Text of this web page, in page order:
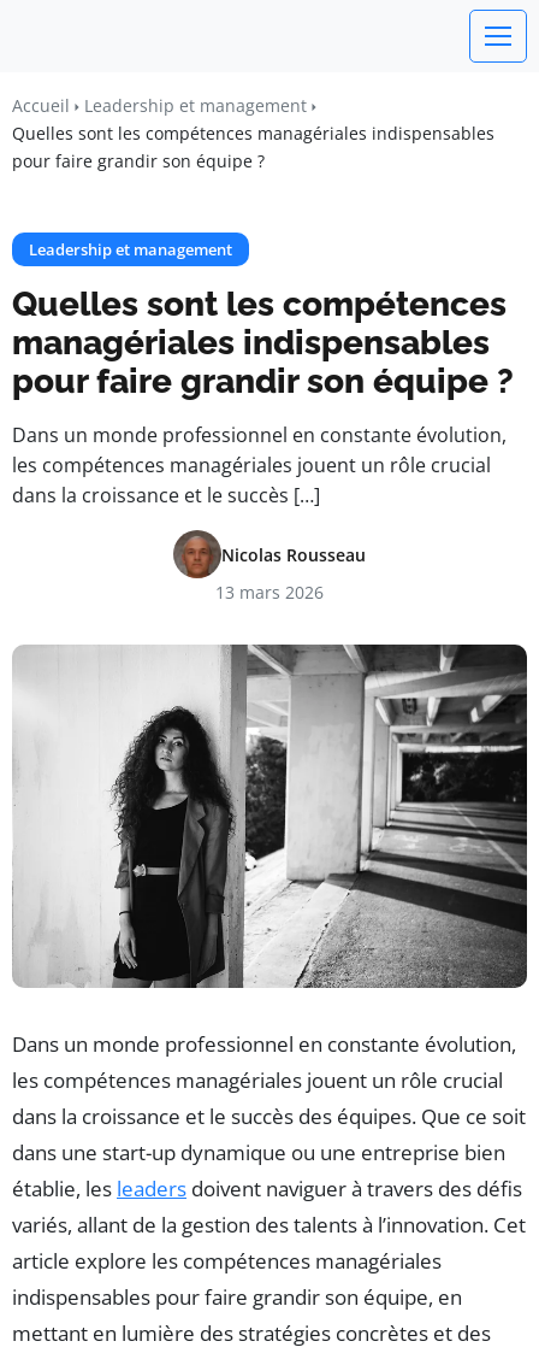
Un Monde Libre
Liberté • Connaissance • Engagement
Accueil
Leadership et management
Quelles sont les compétences managériales indispensables
pour faire grandir son équipe ?
Leadership et management
Quelles sont les compétences
managériales indispensables
pour faire grandir son équipe ?
Dans un monde professionnel en constante évolution,
les compétences managériales jouent un rôle crucial
dans la croissance et le succès […]
Nicolas Rousseau
13 mars 2026
Dans un monde professionnel en constante évolution,
les compétences managériales jouent un rôle crucial
dans la croissance et le succès des équipes. Que ce soit
dans une start-up dynamique ou une entreprise bien
établie, les leaders doivent naviguer à travers des défis
variés, allant de la gestion des talents à l’innovation. Cet
article explore les compétences managériales
indispensables pour faire grandir son équipe, en
mettant en lumière des stratégies concrètes et des